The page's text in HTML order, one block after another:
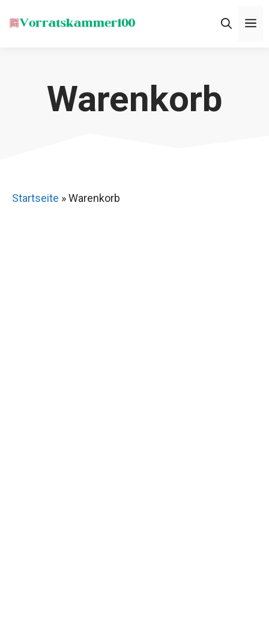
Inhalt
Warenkorb
Startseite »Warenkorb